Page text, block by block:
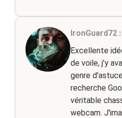
IronGuard72 :
Excellente
de voile, j'y
genre
recherche
véritable
webcam.